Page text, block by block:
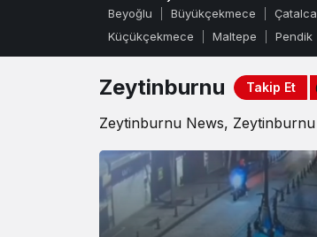
Beyoğlu
Büyükçekmece Çatalca
Küçükçekmece
Maltepe Pendik
Zeytinburnu Takip Et
Zeytinburnu News,